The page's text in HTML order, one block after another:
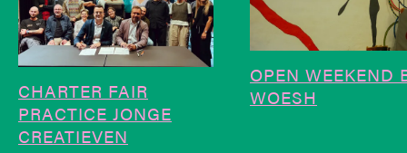
CHARTER FAIR
PRACTICE JONGE
CREATIEVEN
OPEN WEEKEND
WOESH